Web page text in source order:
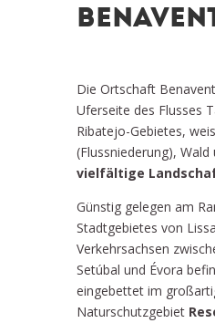
Die Ortschaft
Uferseite des Flusses
Ribatejo-Gebietes,
(Flussniederung),
vielfältige
Günstig gelegen am
Stadtgebietes von
Verkehrsachsen
Setúbal und Évora
eingebettet im
Naturschutzgebiet